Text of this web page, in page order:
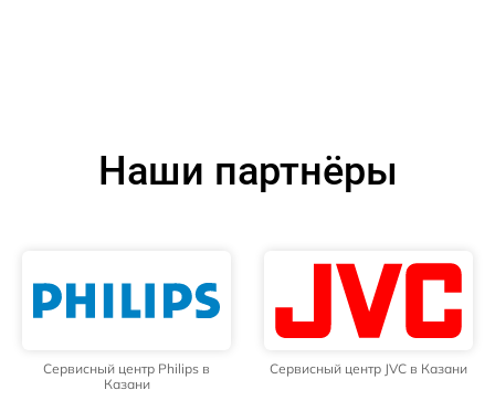
Наши партнёры
Сервисный центр Philips в
Казани
Сервисный центр JVC в Казани